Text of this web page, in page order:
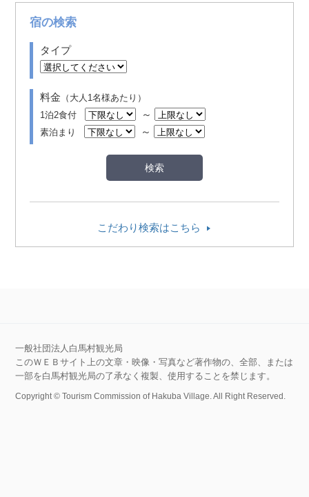
宿の検索
タイプ
料金 （大人1名様あたり）
1泊2食付
～
素泊まり ～
こだわり検索はこちら